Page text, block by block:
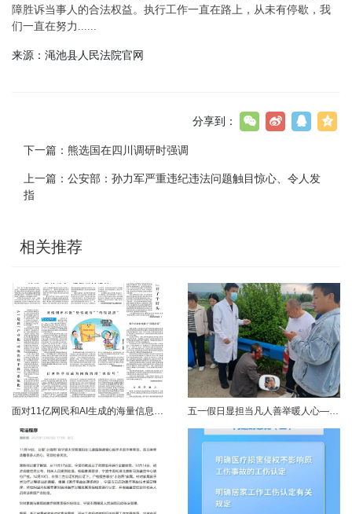
障胜诉当事人的合法权益。执行工作一直在路上，从未有停歇，我
们一直在努力......
来源：渑池县人民法院官网
分享到：
下一篇： 熊选国在四川调研时强调
上一篇： 公安部：孙力军严重违纪违法问题触目惊心、令人发
指
相关推荐